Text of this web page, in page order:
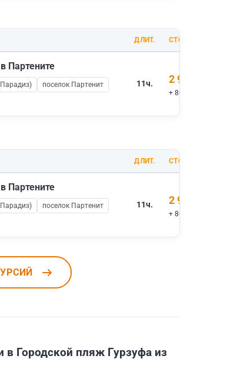
ДЛИТ. СТОИМОСТЬ
Партените
поселок Партенит
11ч. 2 900 ₽
+ 800 ₽ вх.билеты
ДЛИТ. СТОИМОСТЬ
Партените
поселок Партенит
11ч. 2 900 ₽
+ 800 ₽ вх.билеты
в Городской пляж Гурзуфа из